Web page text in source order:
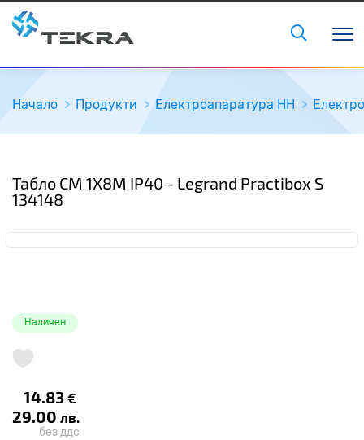
Начало Продукти Електроапаратура НН
Табло СМ 1X8M IP40 - Legrand Practibox S
134148
Наличен
14.83 €
29.00 лв.
без ддс